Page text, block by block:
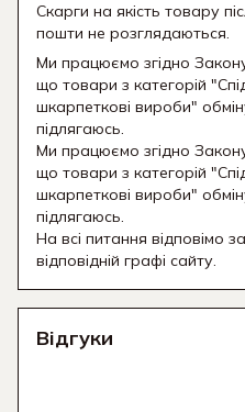
Скарги на якість товару
пошти не розглядаються.
Ми працюємо згідно
що товари з категорій
шкарпеткові вироби"
підлягаюсь.
Ми працюємо згідно
що товари з категорій
шкарпеткові вироби"
підлягаюсь.
На всі питання відповімо
відповідній графі сайту.
Відгуки